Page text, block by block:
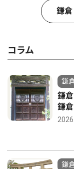
鎌
コラム
鎌
鎌
鎌倉
鎌